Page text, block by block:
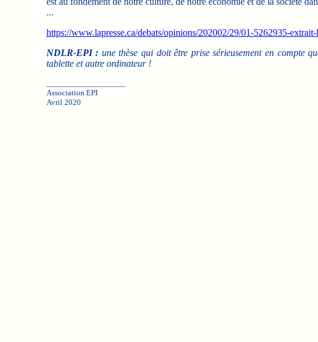
...
https://www.lapresse.ca/debats/opinions/202002/29/01-5262935-
NDLR-EPI : une thèse qui doit être prise sérieusement en compte
tablette et autre ordinateur !
Association EPI
Avril 2020